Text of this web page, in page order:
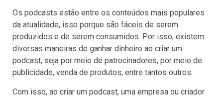
Os podcasts estão entre os conteúdos mais populares
da atualidade, isso porque são fáceis de serem
produzidos e de serem consumidos. Por isso, existem
diversas maneiras de ganhar dinheiro ao criar um
podcast, seja por meio de patrocinadores, por meio de
publicidade, venda de produtos, entre tantos outros.
Com isso, ao criar um podcast, uma empresa ou criador